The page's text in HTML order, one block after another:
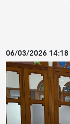
06/03/2026 14:18